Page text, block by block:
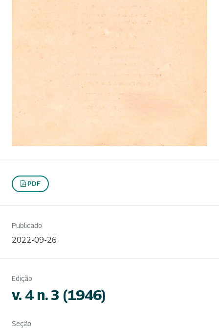
PDF
Publicado
2022-09-26
Edição
v. 4 n. 3 (1946)
Seção